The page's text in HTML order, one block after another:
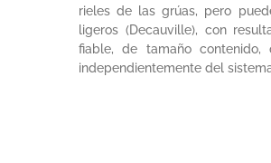
rieles de las grúas, pero
ligeros (Decauville), con
fiable, de tamaño
independientemente del